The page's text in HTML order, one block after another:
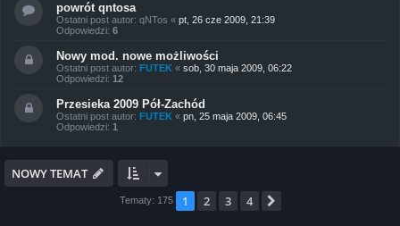
powrót qntosa
Ostatni post autor: qNTos « pt, 26 cze 2009, 21:39
Odpowiedzi: 6
Nowy mod. nowe możliwości
Ostatni post autor: FUTEK « sob, 30 maja 2009, 06:22
Odpowiedzi: 12
Przesieka 2009 Pół-Zachód
Ostatni post autor: FUTEK « pn, 25 maja 2009, 06:45
Odpowiedzi: 1
NOWY TEMAT
Tematy: 175 1 2 3 4